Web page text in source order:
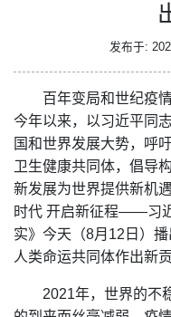
发布于:
百年变局和世纪疫
今年以来，以习近平同
国和世界发展大势，呼
卫生健康共同体，倡导
新发展为世界提供新机
时代 开启新征程——习
实》今天（8月12日）
人类命运共同体作出新贡
2021年，世界的不